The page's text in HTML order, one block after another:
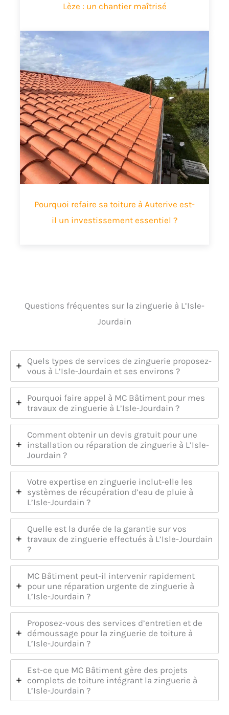
Lèze : un chantier maîtrisé
Pourquoi refaire sa toiture à Auterive est-
il un investissement essentiel ?
Questions fréquentes sur la zinguerie à L’Isle-
Jourdain
Quels types de services de zinguerie proposez-
vous à L’Isle-Jourdain et ses environs ?
Pourquoi faire appel à MC Bâtiment pour mes
travaux de zinguerie à L’Isle-Jourdain ?
Comment obtenir un devis gratuit pour une
installation ou réparation de zinguerie à L’Isle-
Jourdain ?
Votre expertise en zinguerie inclut-elle les
systèmes de récupération d’eau de pluie à
L’Isle-Jourdain ?
Quelle est la durée de la garantie sur vos
travaux de zinguerie effectués à L’Isle-Jourdain
?
MC Bâtiment peut-il intervenir rapidement
pour une réparation urgente de zinguerie à
L’Isle-Jourdain ?
Proposez-vous des services d’entretien et de
démoussage pour la zinguerie de toiture à
L’Isle-Jourdain ?
Est-ce que MC Bâtiment gère des projets
complets de toiture intégrant la zinguerie à
L’Isle-Jourdain ?